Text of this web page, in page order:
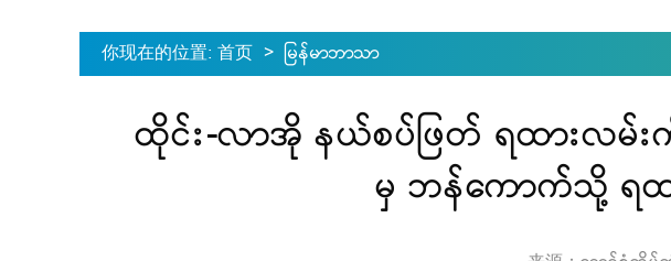
你现在的位置: 首页 > မြန်မာဘာသာ
ထိုင်း-လာအို နယ်စပ်ဖြတ် ရထားလမ်
မှ ဘန်ကောက်သို့ ရထာ